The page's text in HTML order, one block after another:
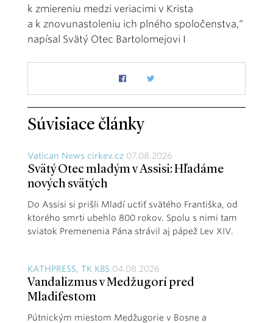
k zmiereniu medzi veriacimi v Krista
a k znovunastoleniu ich plného spoločenstva,“
napísal Svätý Otec Bartolomejovi I
Súvisiace články
Vatican News cirkev.cz 07.08.2026
Svätý Otec mladým v Assisi: Hľadáme
nových svätých
Do Assisi si prišli Mladí uctiť svätého Františka, od
ktorého smrti ubehlo 800 rokov. Spolu s nimi tam
sviatok Premenenia Pána strávil aj pápež Lev XIV.
KATHPRESS, TK KBS 04.08.2026
Vandalizmus v Medžugorí pred
Mladifestom
Pútnickým miestom Medžugorie v Bosne a